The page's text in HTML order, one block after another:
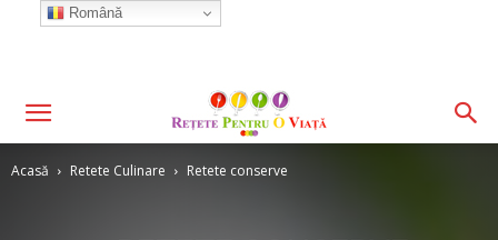
Acasă Retete Culinare Retete conserve
Română